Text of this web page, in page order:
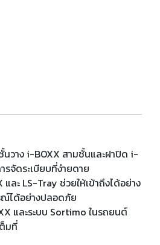
นวาง i-BOXX สามชั้นและฝาปิด i-
รจัดระเบียบที่ง่ายดาย
ละ LS-Tray ช่วยให้เข้าถึงได้อย่าง
ณ์ได้อย่างปลอดภัย
และระบบ Sortimo ในรถยนต์
มที่